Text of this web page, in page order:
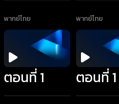
พากย์ไทย พากย์ไทย
ตอนที่ 1 ตอนที่ 1